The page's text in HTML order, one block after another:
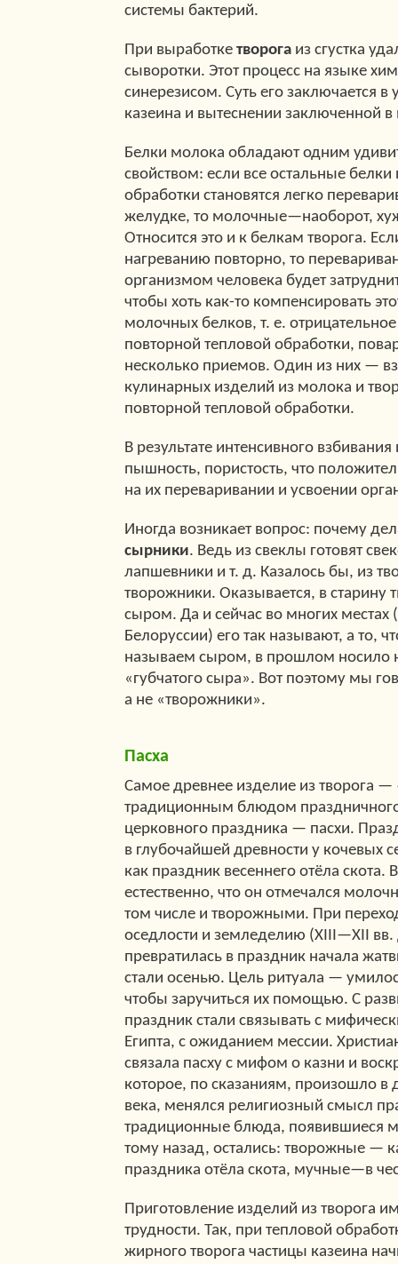
системы бактерий.
При выработке творога из сгустка
сыворотки. Этот процесс на языке
синерезисом. Суть его заключается в
казеина и вытеснении заключенной
Белки молока обладают одним
свойством: если все остальные белки
обработки становятся легко
желудке, то молочные—наоборот,
Относится это и к белкам творога.
нагреванию повторно, то
организмом человека будет
чтобы хоть как-то компенсировать
молочных белков, т. е.
повторной тепловой обработки,
несколько приемов. Один из них —
кулинарных изделий из молока и
повторной тепловой обработки.
В результате интенсивного
пышность, пористость, что
на их переваривании и усвоении
Иногда возникает вопрос: почему
сырники. Ведь из свеклы готовят
лапшевники и т. д. Казалось бы, из
творожники. Оказывается, в старину
сыром. Да и сейчас во многих местах
Белоруссии) его так называют, а то,
называем сыром, в прошлом носило
«губчатого сыра». Вот поэтому мы
а не «творожники».
Пасха
Самое древнее изделие из творога —
традиционным блюдом
церковного праздника — пасхи.
в глубочайшей древности у кочевых
как праздник весеннего отёла скота.
естественно, что он отмечался
том числе и творожными. При
оседлости и земледелию (XIII—XII вв.
превратилась в праздник начала
стали осенью. Цель ритуала —
чтобы заручиться их помощью. С
праздник стали связывать с
Египта, с ожиданием мессии.
связала пасху с мифом о казни и
которое, по сказаниям, произошло в
века, менялся религиозный смысл
традиционные блюда, появившиеся
тому назад, остались: творожные —
праздника отёла скота, мучные—в
Приготовление изделий из творога
трудности. Так, при тепловой
жирного творога частицы казеина